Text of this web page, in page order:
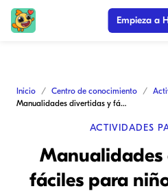
Empieza a
Inicio Centro de conocimiento
Manualidades divertidas y fáciles para niños: Impulsa la creatividad y la comunicación
ACTIVIDADES
fáciles para